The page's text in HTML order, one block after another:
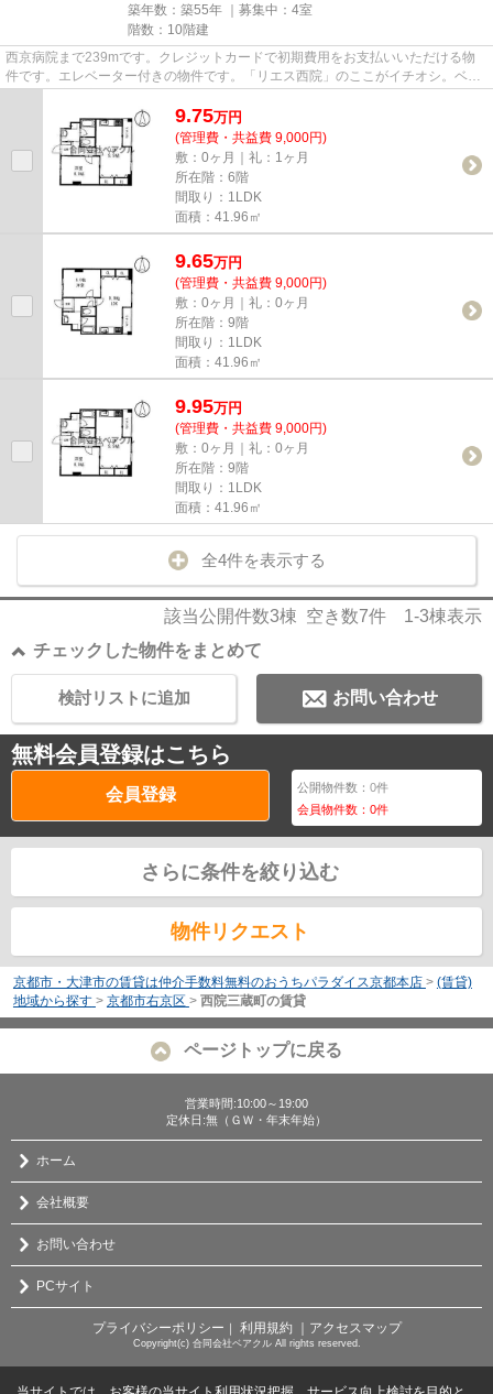
築年数：築55年 ｜募集中： 4室
階数：10階建
西京病院まで239mです。クレジットカードで初期費用をお支払いいただける物
件です。エレベーター付きの物件です。「リエス西院」のここがイチオシ。ベア
9.75万円
(管理費・共益費 9,000円)
敷：0ヶ月｜礼：1ヶ月
所在階：6階
間取り：1LDK
面積：41.96㎡
9.65万円
(管理費・共益費 9,000円)
敷：0ヶ月｜礼：0ヶ月
所在階：9階
間取り：1LDK
面積：41.96㎡
9.95万円
(管理費・共益費 9,000円)
敷：0ヶ月｜礼：0ヶ月
所在階：9階
間取り：1LDK
面積：41.96㎡
全4件を表示する
該当公開件数3棟 空き数7件 1-3棟表示
チェックした物件をまとめて
お問い合わせ
検討リストに追加
無料会員登録はこちら
会員登録 公開物件数：0件
会員物件数：0件
さらに条件を絞り込む
物件リクエスト
京都市・大津市の賃貸は仲介手数料無料のおうちパラダイス京都本店 > (賃貸)
地域から探す > 京都市右京区 > 西院三蔵町の賃貸
ページトップに戻る
営業時間:10:00～19:00
定休日:無（ＧＷ・年末年始）
ホーム
会社概要
お問い合わせ
PCサイト
プライバシーポリシー ｜ 利用規約 ｜アクセスマップ
Copyright(c) 合同会社ベアクル All rights reserved.